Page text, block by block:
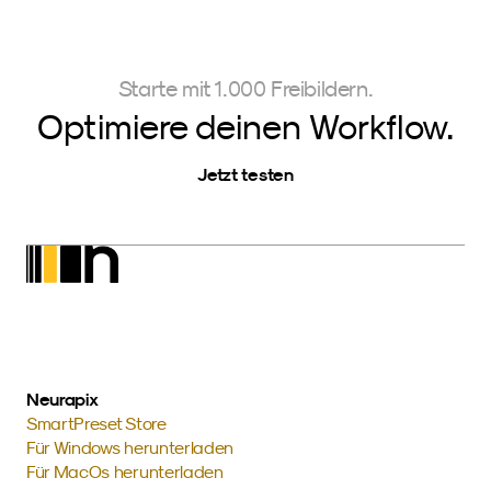
Starte mit 1.000 Freibildern.
Optimiere deinen Workflow.
Jetzt testen
Neurapix
SmartPreset Store
Für Windows herunterladen
Für MacOs herunterladen